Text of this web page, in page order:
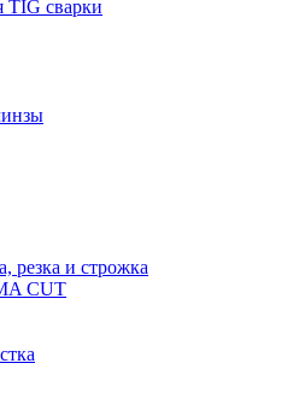
TIG сварки
резка и строжка
CUT